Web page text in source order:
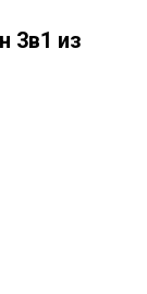
3в1 из